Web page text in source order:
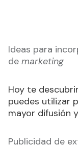
Ideas para
de marketing
Hoy te
puedes utilizar
mayor difusión
Publicidad de